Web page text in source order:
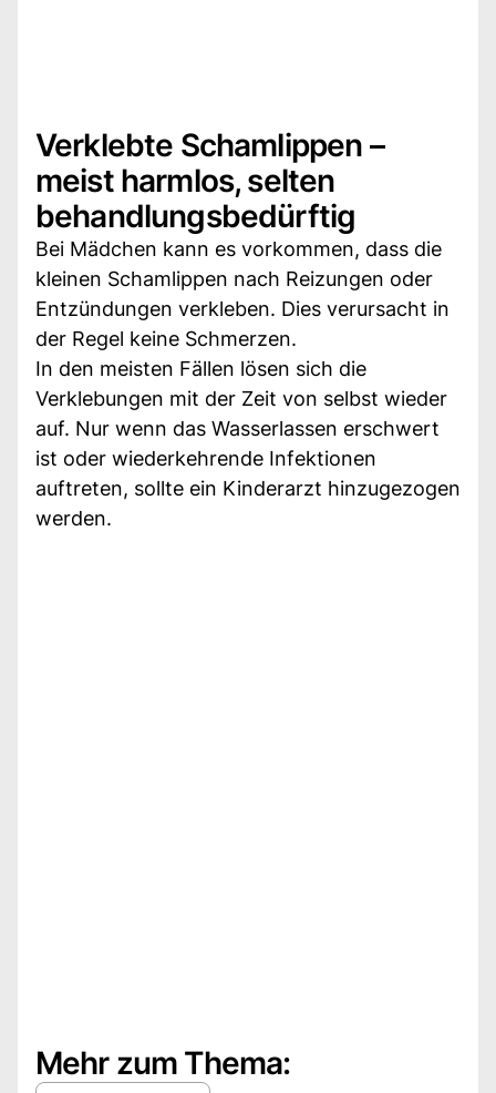
Verklebte Schamlippen –
meist harmlos, selten
behandlungsbedürftig
Bei Mädchen kann es vorkommen, dass die
kleinen Schamlippen nach Reizungen oder
Entzündungen verkleben. Dies verursacht in
der Regel keine Schmerzen.
In den meisten Fällen lösen sich die
Verklebungen mit der Zeit von selbst wieder
auf. Nur wenn das Wasserlassen erschwert
ist oder wiederkehrende Infektionen
auftreten, sollte ein Kinderarzt hinzugezogen
werden.
Mehr zum Thema: